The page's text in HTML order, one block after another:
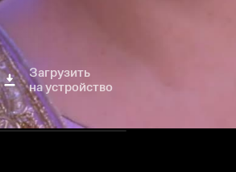
Загрузить
на устройство